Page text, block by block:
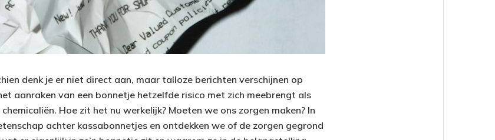
denk je er niet direct aan, maar talloze berichten verschijnen op
aanraken van een bonnetje hetzelfde risico met zich meebrengt als
Hoe zit het nu werkelijk? Moeten we ons zorgen maken? In
achter kassabonnetjes en ontdekken we of de zorgen gegrond